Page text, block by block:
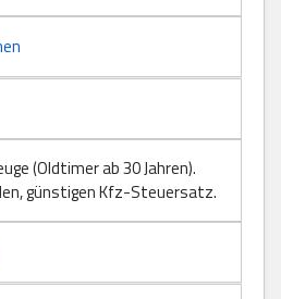
(Oldtimer ab 30 Jahren).
günstigen Kfz-Steuersatz.